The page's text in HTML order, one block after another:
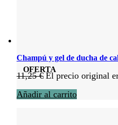
OFERTA
Champú y gel de ducha de
11,25€ El precio original
Añadir al carrito